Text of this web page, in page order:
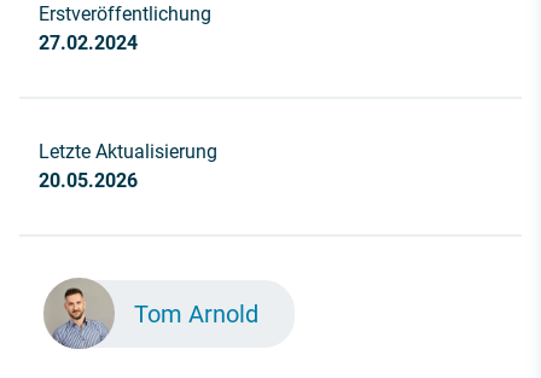
Erstveröffentlichung
27.02.2024
Letzte Aktualisierung
20.05.2026
Tom Arnold